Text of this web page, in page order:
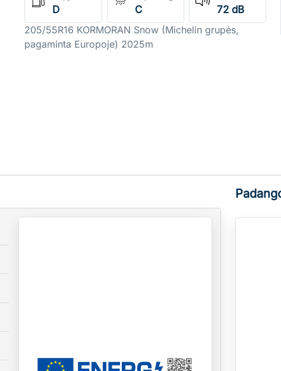
D C
72 dB
205/55R16 KORMORAN Snow (Michelin grupės,
pagaminta Europoje) 2025m